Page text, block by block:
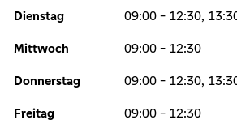
Dienstag 09:00 - 12:30,
Mittwoch 09:00 - 12:30
Donnerstag 09:00 - 12:30,
Freitag 09:00 - 12:30